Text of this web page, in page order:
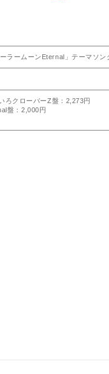
ラームーンEternal」テーマソ
ろクローバーZ盤：2,273円
盤：2,000円